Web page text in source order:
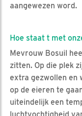
aangewezen word.
Hoe staat t met
Mevrouw Bosuil
zitten. Op die plek
extra gezwollen en
op de eieren te
uiteindelijk een
luchtvochtigheid